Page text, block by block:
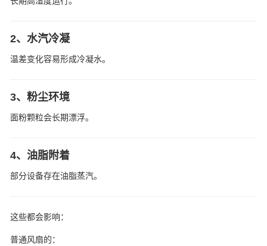
2、水汽冷凝
温差变化容易形成冷凝水。
3、粉尘环境
面粉颗粒会长期漂浮。
4、油脂附着
部分设备存在油脂蒸汽。
这些都会影响：
普通风扇的：